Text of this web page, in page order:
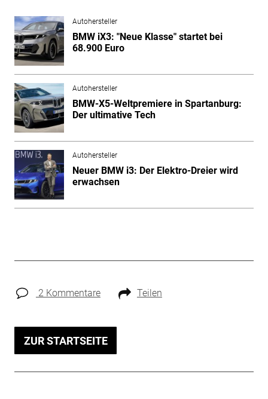
Autohersteller
BMW iX3: "Neue Klasse" startet bei
68.900 Euro
Autohersteller
BMW-X5-Weltpremiere in Spartanburg:
Der ultimative Tech
Autohersteller
Neuer BMW i3: Der Elektro-Dreier wird
erwachsen
2 Kommentare Teilen
ZUR STARTSEITE